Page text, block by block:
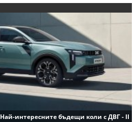
интересните бъдещи коли с ДВГ - II